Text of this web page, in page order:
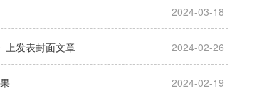
2024-03-18
上发表封面文章 2024-02-26
2024-02-19